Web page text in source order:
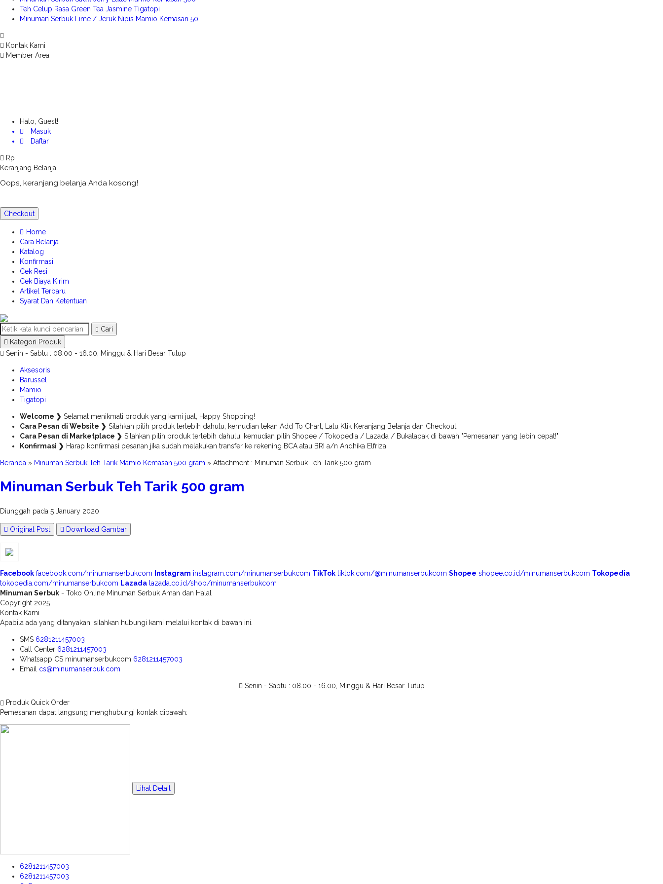
Teh Celup Rasa Green Tea Jasmine Tigatopi
Minuman Serbuk Lime / Jeruk Nipis Mamio Kemasan 50
Kontak Kami
Member Area
Halo, Guest!
Masuk
Daftar
Rp
Keranjang Belanja
Oops, keranjang belanja Anda kosong!
Checkout
Home
Cara Belanja
Katalog
Konfirmasi
Cek Resi
Cek Biaya Kirim
Artikel Terbaru
Syarat Dan Ketentuan
Cari
Kategori Produk
Senin - Sabtu : 08.00 - 16.00, Minggu & Hari Besar Tutup
Aksesoris
Barussel
Mamio
Tigatopi
Welcome ❯ Selamat menikmati produk yang kami jual, Happy Shopping!
Cara Pesan di Website ❯ Silahkan pilih produk terlebih dahulu, kemudian tekan Add To Chart, Lalu Klik Keranjang Belanja dan Checkout
Cara Pesan di Marketplace ❯ Silahkan pilih produk terlebih dahulu, kemudian pilih Shopee / Tokopedia / Lazada / Bukalapak di bawah "Pemesanan yang lebih cepat!"
Konfirmasi ❯ Harap konfirmasi pesanan jika sudah melakukan transfer ke rekening BCA atau BRI a/n Andhika Elfriza
Beranda » Minuman Serbuk Teh Tarik Mamio Kemasan 500 gram » Attachment : Minuman Serbuk Teh Tarik 500 gram
Minuman Serbuk Teh Tarik 500 gram
Diunggah pada 5 January 2020
Original Post Download Gambar
Facebook facebook.com/minumanserbukcom Instagram instagram.com/minumanserbukcom TikTok tiktok.com/@minumanserbukcom Shopee shopee.co.id/minumanserbukcom Tokopedia
tokopedia.com/minumanserbukcom Lazada lazada.co.id/shop/minumanserbukcom
Minuman Serbuk - Toko Online Minuman Serbuk Aman dan Halal
Copyright 2025
Kontak Kami
Apabila ada yang ditanyakan, silahkan hubungi kami melalui kontak di bawah ini.
SMS 6281211457003
Call Center 6281211457003
Whatsapp CS minumanserbukcom 6281211457003
Email cs@minumanserbuk.com
Senin - Sabtu : 08.00 - 16.00, Minggu & Hari Besar Tutup
Produk Quick Order
Pemesanan dapat langsung menghubungi kontak dibawah:
Lihat Detail
6281211457003
6281211457003